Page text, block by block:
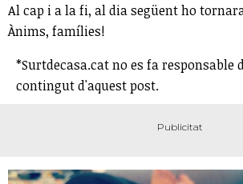
Al cap i a la fi, al dia següent ho
Ànims, famílies!
*Surtdecasa.cat no es fa responsable
contingut d'aquest post.